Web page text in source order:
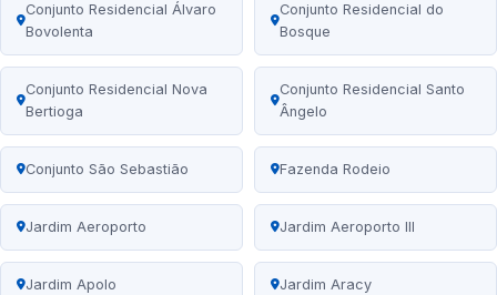
Conjunto Residencial Álvaro
Bovolenta
Conjunto Residencial do
Bosque
Conjunto Residencial Nova
Bertioga
Conjunto Residencial Santo
Ângelo
Conjunto São Sebastião Fazenda Rodeio
Jardim Aeroporto Jardim Aeroporto III
Jardim Apolo Jardim Aracy